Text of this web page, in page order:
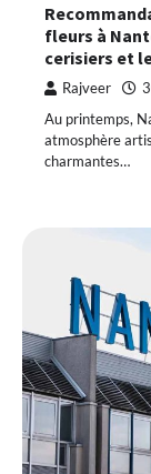
fleurs à
cerisiers et
Rajveer
Au printemps,
atmosphère
charmantes…